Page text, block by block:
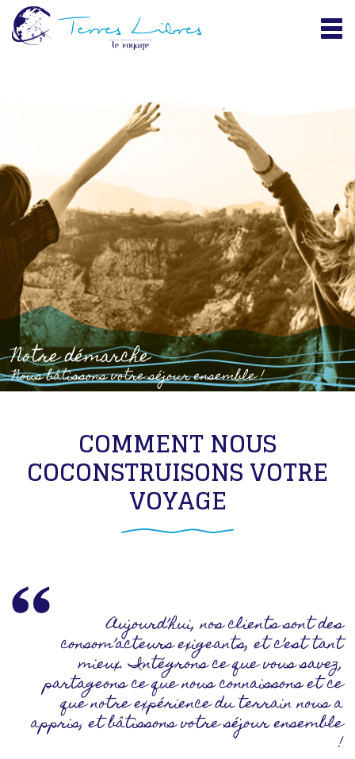
Notre démarche
Nous bâtissons votre séjour ensemble !
COMMENT NOUS
COCONSTRUISONS VOTRE
VOYAGE
Aujourd’hui, nos clients sont des
consom’acteurs exigeants, et c’est tant
mieux. Intégrons ce que vous savez,
partageons ce que nous connaissons et ce
que notre expérience du terrain nous a
appris, et bâtissons votre séjour ensemble
!